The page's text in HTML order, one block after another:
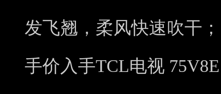
发飞翘，柔风快速吹干
手价入手TCL电视